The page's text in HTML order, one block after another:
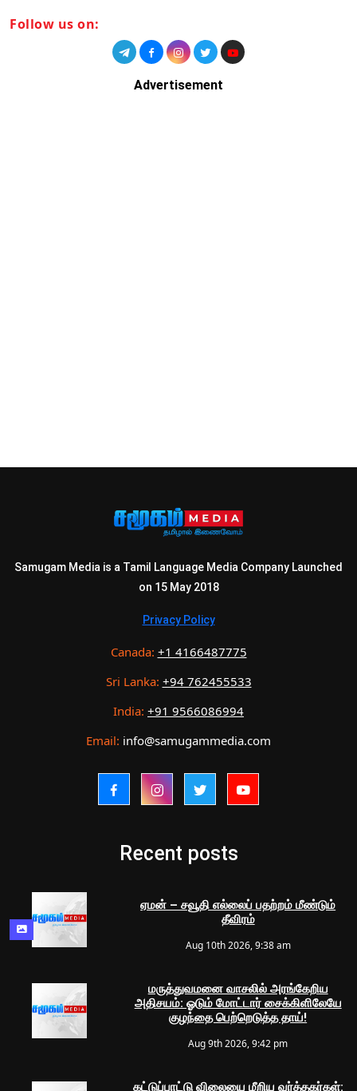
Follow us on:
Advertisement
Samugam Media is a Tamil Language Media Company Launched
on 15 May 2018
Privacy Policy
Canada: +1 4166487775
Sri Lanka: +94 762455533
India: +91 9566086994
Email: info@samugammedia.com
Recent posts
ஏமன் – சவூதி எல்லைப் பதற்றம் மீண்டும்
தீவிரம்
Aug 10th 2026, 9:38 am
மருத்துவமனை வாசலில் அரங்கேறிய
அதிசயம்: ஓடும் மோட்டார் சைக்கிளிலேயே
குழந்தை பெற்றெடுத்த தாய்!
Aug 9th 2026, 9:42 pm
கட்டுப்பாட்டு விலையை மீறிய வர்த்தகர்கள்: